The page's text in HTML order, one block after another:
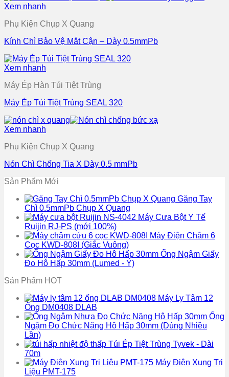
Xem nhanh
Phụ Kiện Chụp X Quang
Kính Chì Bảo Vệ Mắt Cận – Dày 0.5mmPb
Xem nhanh
Máy Ép Hàn Túi Tiệt Trùng
Máy Ép Túi Tiệt Trùng SEAL 320
Xem nhanh
Phụ Kiện Chụp X Quang
Nón Chì Chống Tia X Dày 0.5 mmPb
Sản Phẩm Mới
Găng Tay
Chì 0.5mmPb Chụp X Quang
Máy Cưa Bột Y Tế
Ruijin RJ-PS (mới 100%)
Máy Điện Châm 6
Cọc KWD-808I (Giắc Vuông)
Ống Ngậm Giấy
Đo Hô Hấp 30mm (Lumed - Ý)
Sản Phẩm HOT
Máy Ly Tâm 12
Ống DM0408 DLAB
Ống
Ngậm Đo Chức Năng Hô Hấp 30mm (Dùng Nhiều
Lần)
Túi Ép Tiệt Trùng Tyvek - Dài
70m
Máy Điện Xung Trị
Liệu PMT-175